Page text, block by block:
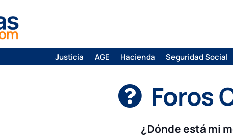
Justicia AGE Hacienda Seguridad Social
Foros
¿Dónde está mi